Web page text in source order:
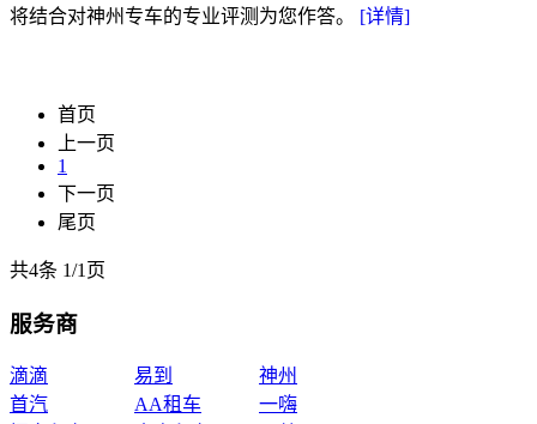
将结合对神州专车的专业评测为您作答。 [详情]
首页
上一页
1
下一页
尾页
共4条 1/1页
服务商
滴滴 易到
神州
首汽
AA租车
一嗨